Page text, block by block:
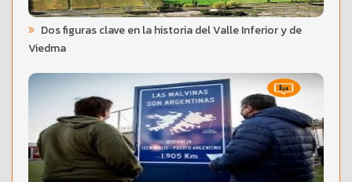
Dos figuras clave en la historia del Valle Inferior y de
Viedma